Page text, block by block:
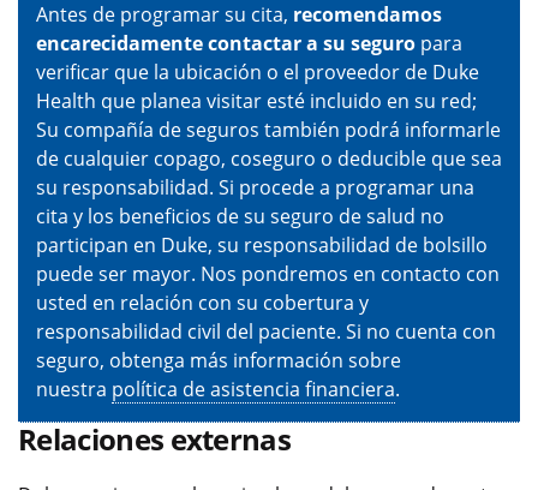
Antes de programar su cita, recomendamos
encarecidamente contactar a su seguro para
verificar que la ubicación o el proveedor de Duke
Health que planea visitar esté incluido en su red;
Su compañía de seguros también podrá informarle
de cualquier copago, coseguro o deducible que sea
su responsabilidad. Si procede a programar una
cita y los beneficios de su seguro de salud no
participan en Duke, su responsabilidad de bolsillo
puede ser mayor. Nos pondremos en contacto con
usted en relación con su cobertura y
responsabilidad civil del paciente. Si no cuenta con
seguro, obtenga más información sobre
nuestra política de asistencia financiera.
Relaciones externas